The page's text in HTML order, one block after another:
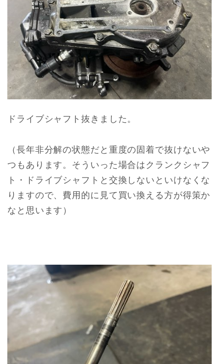
ドライブシャフト抜きました。
（長年非分解の状態だと重度の固着で抜けないや
つもあります。そういった場合はクランクシャフ
ト・ドライブシャフトと交換しないといけなくな
りますので、費用的に見て買い換える方が得策か
なと思います）